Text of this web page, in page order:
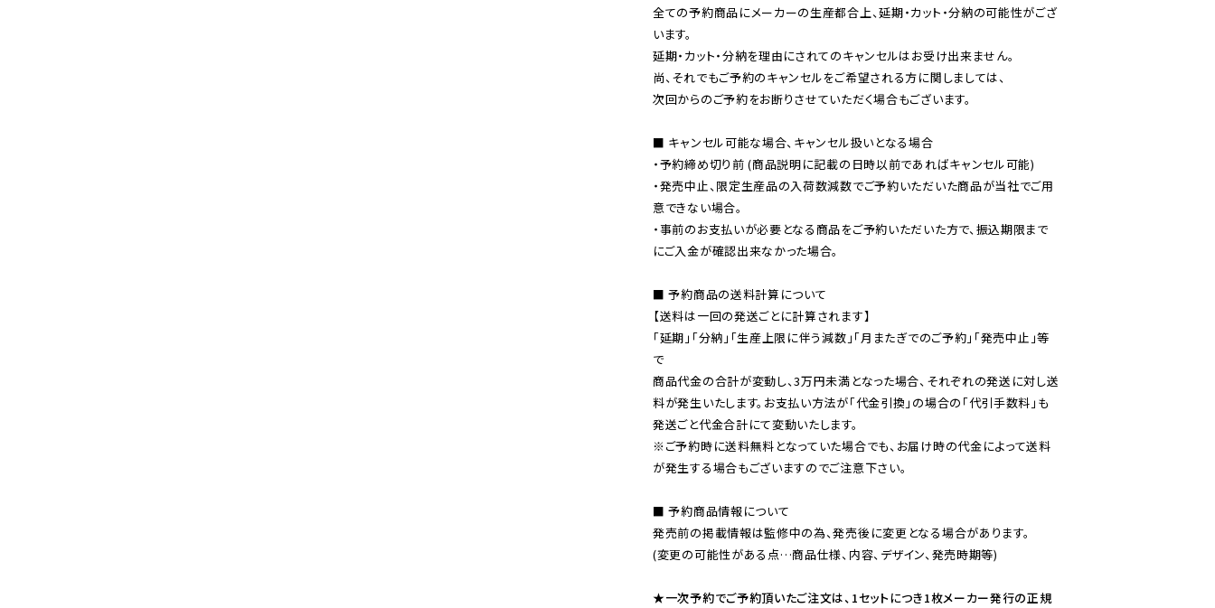
全ての予約商品にメーカーの生産都合上、延期・カット・分納の可能性がござ
います。
延期・カット・分納を理由にされてのキャンセルはお受け出来ません。
尚、それでもご予約のキャンセルをご希望される方に関しましては、
次回からのご予約をお断りさせていただく場合もございます。
■ キャンセル可能な場合、キャンセル扱いとなる場合
・予約締め切り前 (商品説明に記載の日時以前であればキャンセル可能)
・発売中止、限定生産品の入荷数減数でご予約いただいた商品が当社でご用
意できない場合。
・事前のお支払いが必要となる商品をご予約いただいた方で、振込期限まで
にご入金が確認出来なかった場合。
■ 予約商品の送料計算について
【送料は一回の発送ごとに計算されます】
「延期」「分納」「生産上限に伴う減数」「月またぎでのご予約」「発売中止」等
で
商品代金の合計が変動し、3万円未満となった場合、それぞれの発送に対し送
料が発生いたします。お支払い方法が「代金引換」の場合の「代引手数料」も
※ご予約時に送料無料となっていた場合でも、お届け時の代金によって送料
が発生する場合もございますのでご注意下さい。
■ 予約商品情報について
発売前の掲載情報は監修中の為、発売後に変更となる場合があります。
(変更の可能性がある点…商品仕様、内容、デザイン、発売時期等)
★一次予約でご予約頂いたご注文は、1セットにつき1枚メーカー発行の正規